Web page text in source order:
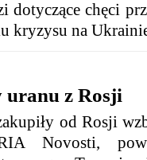
dotyczące chęci
kryzysu na
uranu z Rosji
od Rosji
Novosti,